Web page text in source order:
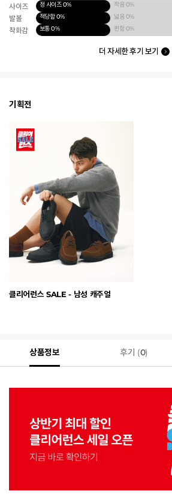
사이즈 정 사이즈0% 작음0%
발볼 적당함0% 넓음0%
착화감 보통0% 편함0%
더 자세한 후기 보기
기획전
클리어런스 SALE - 남성 캐주얼
상품정보 후기 (0)